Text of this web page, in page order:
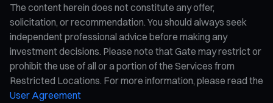
The content herein does not constitute any offer,
solicitation, or recommendation. You should always seek
independent professional advice before making any
investment decisions. Please note that Gate may restrict or
prohibit the use of all or a portion of the Services from
Restricted Locations. For more information, please read the
User Agreement